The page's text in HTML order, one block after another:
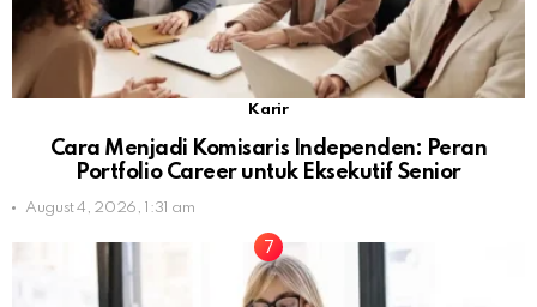
Karir
Cara Menjadi Komisaris Independen: Peran
Portfolio Career untuk Eksekutif Senior
August 4, 2026, 1:31 am